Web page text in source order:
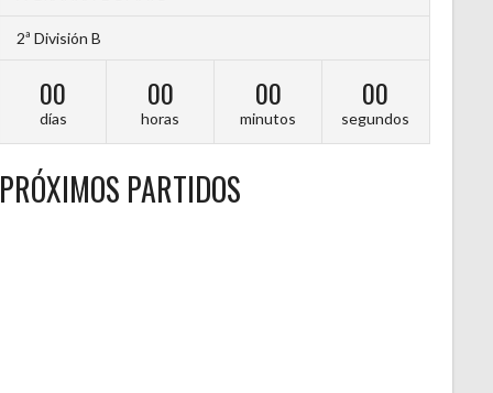
2ª División B
00
días
00
horas
00
minutos
00
segundos
PRÓXIMOS PARTIDOS